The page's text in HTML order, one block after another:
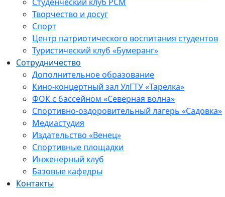
Творчество и досуг
Спорт
Центр патриотического воспитания студентов
Туристический клуб «Бумеранг»
Сотрудничество
Дополнительное образование
Кино-концертный зал УлГТУ «Тарелка»
ФОК с бассейном «Северная волна»
Спортивно-оздоровительный лагерь «Садовка»
Медиастудия
Издательство «Венец»
Спортивные площадки
Инженерный клуб
Базовые кафедры
Контакты